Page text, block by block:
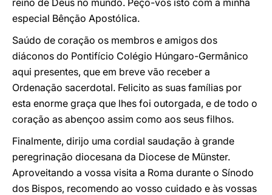
reino de Deus no mundo. Peço-vos isto com a minha
especial Bênção Apostólica.
Saúdo de coração os membros e amigos dos
diáconos do Pontifício Colégio Húngaro-Germânico
aqui presentes, que em breve vão receber a
Ordenação sacerdotal. Felicito as suas famílias por
esta enorme graça que lhes foi outorgada, e de todo o
coração as abençoo assim como aos seus filhos.
Finalmente, dirijo uma cordial saudação à grande
peregrinação diocesana da Diocese de Münster.
Aproveitando a vossa visita a Roma durante o Sínodo
dos Bispos, recomendo ao vosso cuidado e às vossas